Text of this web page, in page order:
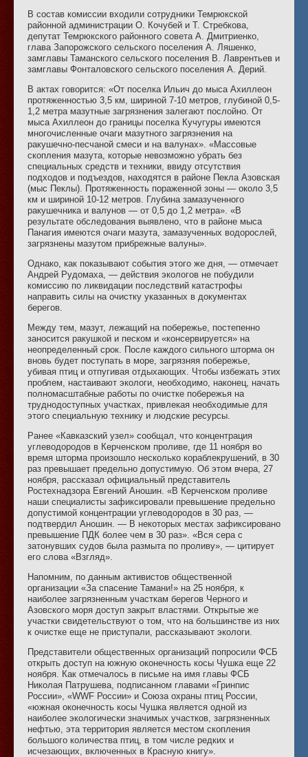
В состав комиссии входили сотрудники Темрюкской
районной администрации О. Кочубей и Т. Стребкова,
депутат Темрюкского районного совета А. Дмитриенко,
глава Запорожского сельского поселения А. Ляшенко,
замглавы Таманского сельского поселения В. Лаврентьев и
замглавы Фонталовского сельского поселения А. Дерий.
В актах говорится: «От поселка Ильич до мыса Ахиллеон
протяженностью 3,5 км, шириной 7-10 метров, глубиной 0,5-
1,2 метра мазутные загрязнения залегают послойно. От
мыса Ахиллеон до границы поселка Кучугуры имеются
многочисленные очаги мазутного загрязнения на
ракушечно-песчаной смеси и на валунах». «Массовые
скопления мазута, которые невозможно убрать без
специальных средств и техники, ввиду отсутствия
подходов и подъездов, находятся в районе Пекла Азовская
(мыс Пеклы). Протяженность пораженной зоны — около 3,5
км и шириной 10-12 метров. Глубина замазученного
ракушечника и валунов — от 0,5 до 1,2 метра». «В
результате обследования выявлено, что в районе мыса
Панагия имеются очаги мазута, замазученных водорослей,
загрязнены мазутом прибрежные валуны».
Однако, как показывают события этого же дня, — отмечает
Андрей Рудомаха, — действия экологов не побудили
комиссию по ликвидации последствий катастрофы
направить силы на очистку указанных в документах
берегов.
Между тем, мазут, лежащий на побережье, постепенно
заносится ракушкой и песком и «консервируется» на
неопределенный срок. После каждого сильного шторма он
вновь будет поступать в море, загрязняя побережье,
убивая птиц и отпугивая отдыхающих. Чтобы избежать этих
проблем, настаивают экологи, необходимо, наконец, начать
полномасштабные работы по очистке побережья на
труднодоступных участках, привлекая необходимые для
этого специальную технику и людские ресурсы.
Ранее «Кавказский узел» сообщал, что концентрация
углеводородов в Керченском проливе, где 11 ноября во
время шторма произошло несколько кораблекрушений, в 30
раз превышает предельно допустимую. Об этом вчера, 27
ноября, рассказал официальный представитель
Ростехнадзора Евгений Аношин. «В Керченском проливе
наши специалисты зафиксировали превышение предельно
допустимой концентрации углеводородов в 30 раз, —
подтвердил Аношин. — В некоторых местах зафиксировано
превышение ПДК более чем в 30 раз». «Вся сера с
затонувших судов была размыта по проливу», — цитирует
его слова «Взгляд».
Напомним, по данным активистов общественной
организации «За спасение Тамани!» на 25 ноября, к
наиболее загрязненным участкам берегов Черного и
Азовского моря доступ закрыт властями. Открытые же
участки свидетельствуют о том, что на большинстве из них
к очистке еще не приступали, рассказывают экологи.
Представители общественных организаций попросили ФСБ
открыть доступ на южную оконечность косы Чушка еще 22
ноября. Как отмечалось в письме на имя главы ФСБ
Николая Патрушева, подписанном главами «Гринпис
России», «WWF России» и Союза охраны птиц России,
«южная оконечность косы Чушка является одной из
наиболее экологически значимых участков, загрязненных
нефтью, эта территория является местом скопления
большого количества птиц, в том числе редких и
исчезающих, включенных в Красную книгу».